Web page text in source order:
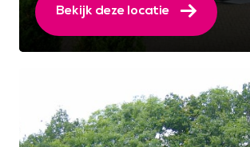
Bekijk deze locatie